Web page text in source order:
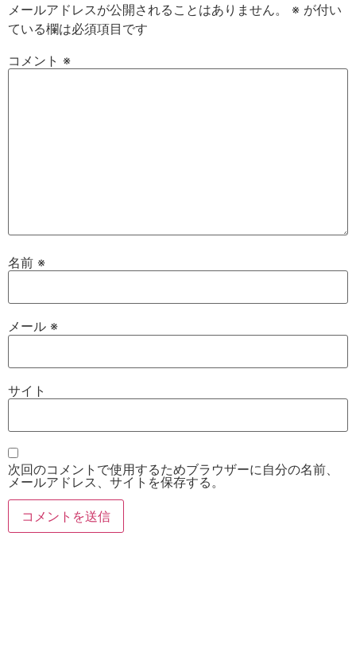
メールアドレスが公開されることはありません。 ※ が付い
ている欄は必須項目です
コメント ※
名前 ※
メール ※
サイト
次回のコメントで使用するためブラウザーに自分の名前、
メールアドレス、サイトを保存する。